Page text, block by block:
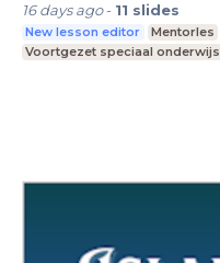
16 days ago- 11 slides
New lesson editor Mentorles
Voortgezet speciaal onderwijs